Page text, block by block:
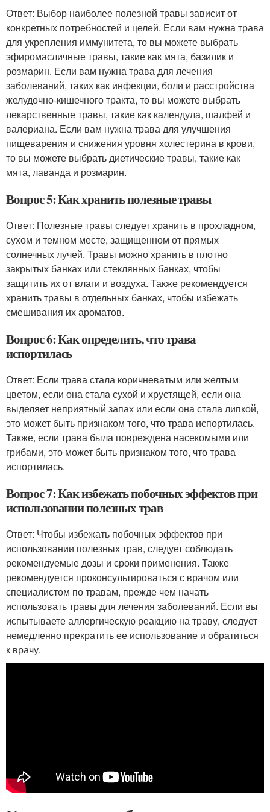
Ответ: Выбор наиболее полезной травы зависит от
конкретных потребностей и целей. Если вам нужна трава
для укрепления иммунитета, то вы можете выбрать
эфиромасличные травы, такие как мята, базилик и
розмарин. Если вам нужна трава для лечения
заболеваний, таких как инфекции, боли и расстройства
желудочно-кишечного тракта, то вы можете выбрать
лекарственные травы, такие как календула, шалфей и
валериана. Если вам нужна трава для улучшения
пищеварения и снижения уровня холестерина в крови,
то вы можете выбрать диетические травы, такие как
мята, лаванда и розмарин.
Вопрос 5: Как хранить полезные травы
Ответ: Полезные травы следует хранить в прохладном,
сухом и темном месте, защищенном от прямых
солнечных лучей. Травы можно хранить в плотно
закрытых банках или стеклянных банках, чтобы
защитить их от влаги и воздуха. Также рекомендуется
хранить травы в отдельных банках, чтобы избежать
смешивания их ароматов.
Вопрос 6: Как определить, что трава
испортилась
Ответ: Если трава стала коричневатым или желтым
цветом, если она стала сухой и хрустящей, если она
выделяет неприятный запах или если она стала липкой,
это может быть признаком того, что трава испортилась.
Также, если трава была повреждена насекомыми или
грибами, это может быть признаком того, что трава
испортилась.
Вопрос 7: Как избежать побочных эффектов при
использовании полезных трав
Ответ: Чтобы избежать побочных эффектов при
использовании полезных трав, следует соблюдать
рекомендуемые дозы и сроки применения. Также
рекомендуется проконсультироваться с врачом или
специалистом по травам, прежде чем начать
использовать травы для лечения заболеваний. Если вы
испытываете аллергическую реакцию на траву, следует
немедленно прекратить ее использование и обратиться
к врачу.